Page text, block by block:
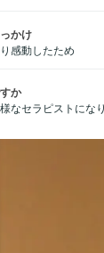
かけ
感動したため
か
なセラピストにな